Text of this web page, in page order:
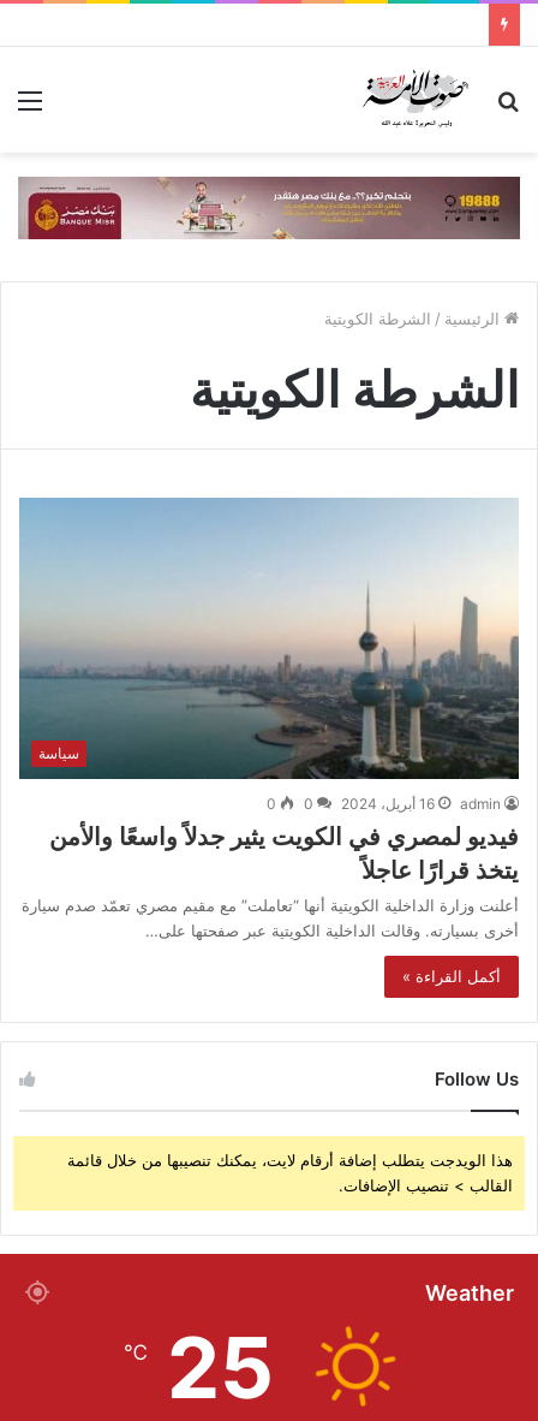
بحث
الرئيسية / الشرطة الكويتية
الشرطة الكويتية
سياسة
admin 16 أبريل، 2024 0
0
فيديو لمصري في الكويت يثير جدلاً واسعًا والأمن
يتخذ قرارًا عاجلاً
أعلنت وزارة الداخلية الكويتية أنها “تعاملت” مع مقيم مصري تعمّد صدم سيارة
أخرى بسيارته. وقالت الداخلية الكويتية عبر صفحتها على…
أكمل القراءة »
Follow Us
هذا الويدجت يتطلب إضافة أرقام لايت، يمكنك تنصيبها من خلال قائمة
القالب > تنصيب الإضافات.
Weather
25
℃